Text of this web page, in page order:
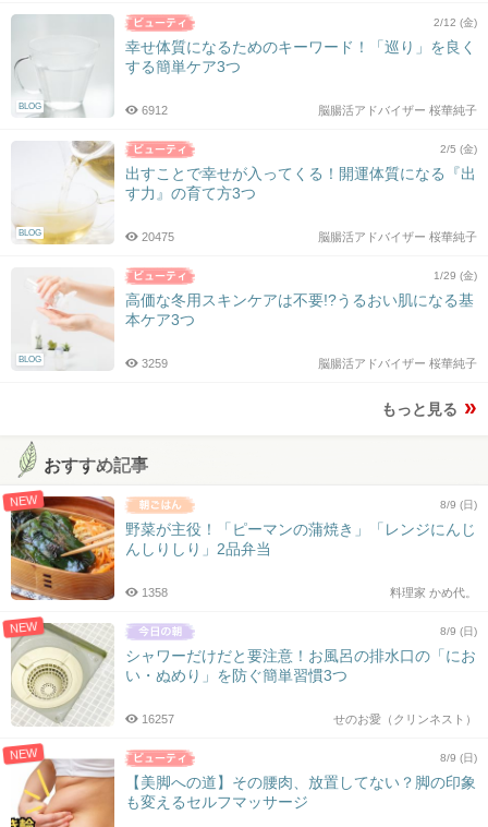
BLOG
2/12 (金)
幸せ体質になるためのキーワード！「巡り」を良く
する簡単ケア3つ
脳腸活アドバイザー 桜華純子
6912
BLOG
2/5 (金)
出すことで幸せが入ってくる！開運体質になる『出
す力』の育て方3つ
脳腸活アドバイザー 桜華純子
20475
BLOG
1/29 (金)
高価な冬用スキンケアは不要!?うるおい肌になる基
本ケア3つ
脳腸活アドバイザー 桜華純子
3259
もっと見る
おすすめ記事
NEW 8/9 (日)
野菜が主役！「ピーマンの蒲焼き」「レンジにんじ
んしりしり」2品弁当
料理家 かめ代。
1358
NEW 8/9 (日)
シャワーだけだと要注意！お風呂の排水口の「にお
い・ぬめり」を防ぐ簡単習慣3つ
せのお愛（クリンネスト）
16257
NEW 8/9 (日)
【美脚への道】その腰肉、放置してない？脚の印象
も変えるセルフマッサージ